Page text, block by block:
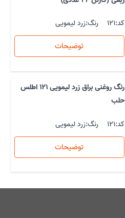
کد:121 رنگ:زرد لیمویی
توضیحات
رنگ روغنی براق زرد لیمویی 121 اطلس
حلب
کد:121 رنگ:زرد لیمویی
توضیحات